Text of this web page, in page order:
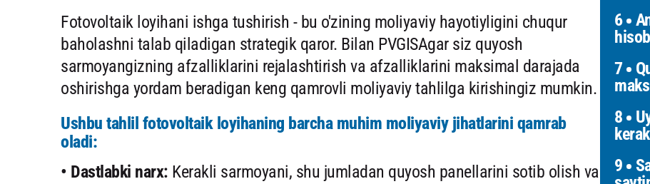
Fotovoltaik loyihani ishga tushirish - bu o'zining moliyaviy hayotiyligini chuqur
baholashni talab qiladigan strategik qaror. Bilan PVGISAgar siz quyosh
sarmoyangizning afzalliklarini rejalashtirish va afzalliklarini maksimal darajada
oshirishga yordam beradigan keng qamrovli moliyaviy tahlilga kirishingiz mumkin.
Ushbu tahlil fotovoltaik loyihaning barcha muhim moliyaviy jihatlarini qamrab
oladi:
• Dastlabki narx: Kerakli sarmoyani, shu jumladan quyosh panellarini sotib olish va
6
7
8
9